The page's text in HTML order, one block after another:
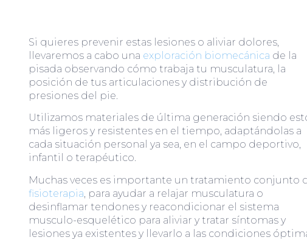
Si quieres prevenir estas lesiones o aliviar dolores,
llevaremos a cabo una exploración biomecánica de la
pisada observando cómo trabaja tu musculatura, la
posición de tus articulaciones y distribución de
presiones del pie.
Utilizamos materiales de última generación siendo
más ligeros y resistentes en el tiempo, adaptándolas a
cada situación personal ya sea, en el campo deportivo,
infantil o terapéutico.
Muchas veces es importante un tratamiento conjunto
fisioterapia , para ayudar a relajar musculatura o
desinflamar tendones y reacondicionar el sistema
musculo-esquelético para aliviar y tratar síntomas y
lesiones ya existentes y llevarlo a las condiciones